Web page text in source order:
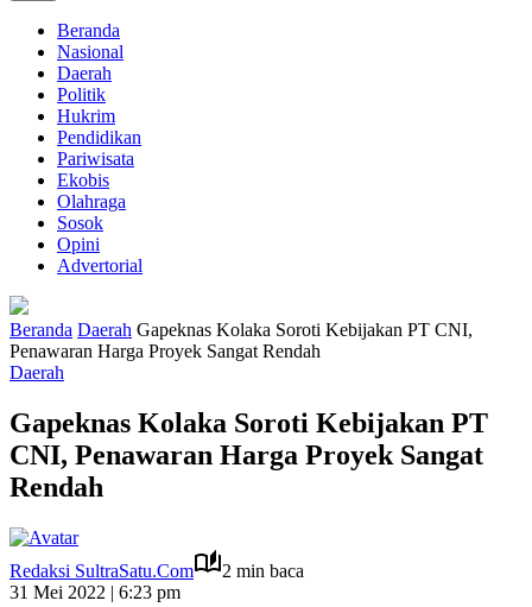
Beranda
Nasional
Daerah
Politik
Hukrim
Pendidikan
Pariwisata
Ekobis
Olahraga
Sosok
Opini
Advertorial
Beranda Daerah Gapeknas Kolaka Soroti Kebijakan PT CNI,
Penawaran Harga Proyek Sangat Rendah
Daerah
Gapeknas Kolaka Soroti Kebijakan PT
CNI, Penawaran Harga Proyek Sangat
Rendah
Redaksi SultraSatu.Com
2 min baca
31 Mei 2022 | 6:23 pm